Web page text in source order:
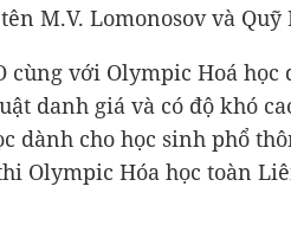
M.V. Lomonosov và
cùng với Olympic Hoá
danh giá và có độ khó
dành cho học sinh phổ
Olympic Hóa học toàn